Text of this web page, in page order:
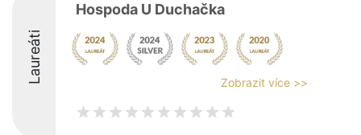
Laureáti
Hospoda U Duchačka
Zobrazit více >>